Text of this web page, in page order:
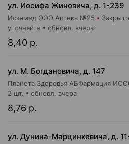
ул. Иосифа Жиновича, д. 1-239
Искамед ООО Аптека №25 Закрыто
8,40 р.
уточняйте обновл. вчера
ул. М. Богдановича, д. 147
8,76 р.
2 шт. обновл. вчера